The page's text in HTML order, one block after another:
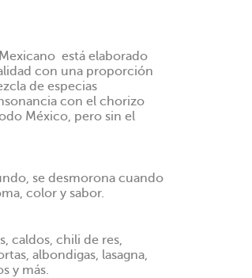
está elaborado
con una proporción
de especias
con el chorizo
México, pero sin el
se desmorona cuando
color y sabor.
caldos, chili de res,
albondigas, lasagna,
y más.